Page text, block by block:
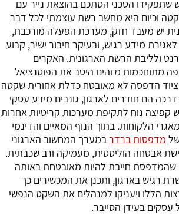
שתפקידו הטכני הסתכם בהוצאת נייר עם
וכיום היא מחשב רשת עוצמתי לכל דבר
יש מעבד חזק, מערכת הפעלה מורכבת,
לאגירת מידע רגיש, ובעיקר חיבור ישיר, קבוע
ולליבת הרשת הארגונית. האקרים
מתוחכמות מזהים היטב את הפוטנציאל
ציוד הדפסה לא מאובטח כדלת אחורית שקטה
הם חודרים לארגון, גונבים מידע עסקי
נוח לתקיפת מערכות קריטיות אחרות
הלקוחות. בתוך הנוף המאיים והדינמי
מדפסות ברדרבמערך המחשוב הארגוני
אבטחה הוליסטית, מעמיקה ורב שכבתית.
שהמדפסת חייבת להיות מאובטחת באותה
רגיש בארגון, ותכנן את המכשירים כך
הללו ויעניקו למנהלים את השקט הנפשי
עסקים בעידן הסייבר.